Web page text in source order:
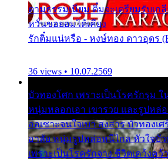
ตามธรรมเนียม ติ๋มจะเตรียมรับเก
หวั่นขอยอมได้เคียง
รักติ๋มแน่หรือ - หงษ์ทอง ดาวอุดร
36 views • 10.07.2569
บัวทองโศก เพราะเป็นโรครักรุม
หนุ่มหลอกเอา เขารวย และรูปหล่
ออเซาะจนใจเบา สงสาร บัวทองเ
อาลัย หนุ่มรูปหล่อหนีไกล หัวใจบัว
เพราะเป็นโรครักจาง ชีวิตเคว้งคว้